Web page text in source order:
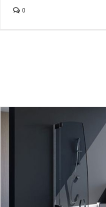
یا هردو؟